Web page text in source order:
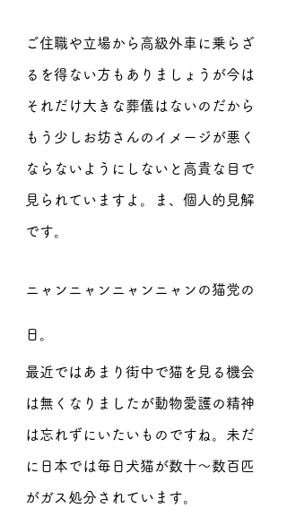
ご住職や立場から高級外車に乗らざ
るを得ない方もありましょうが今は
それだけ大きな葬儀はないのだから
もう少しお坊さんのイメージが悪く
ならないようにしないと高貴な目で
見られていますよ。ま、個人的見解
です。
ニャンニャンニャンニャンの猫党の
日。
最近ではあまり街中で猫を見る機会
は無くなりましたが動物愛護の精神
は忘れずにいたいものですね。未だ
に日本では毎日犬猫が数十〜数百匹
がガス処分されています。